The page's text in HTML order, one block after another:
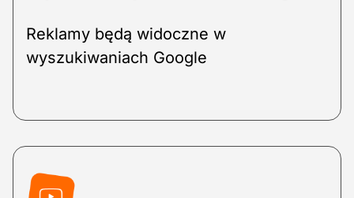
Reklamy będą widoczne w
wyszukiwaniach Google